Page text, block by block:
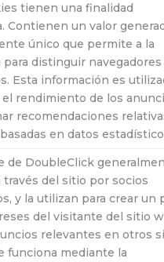
tienen una finalidad
Contienen un valor
único que permite a la
para distinguir navegadores
Esta información es
el rendimiento de los
recomendaciones
en datos
de DoubleClick
través del sitio por socios
y la utilizan para crear un
del visitante del sitio
relevantes en otros
funciona mediante la